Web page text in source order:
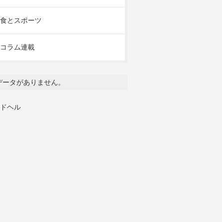
食とスポーツ
コラム連載
タがありません。